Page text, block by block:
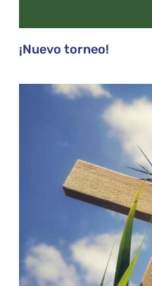
¡Nuevo torneo!